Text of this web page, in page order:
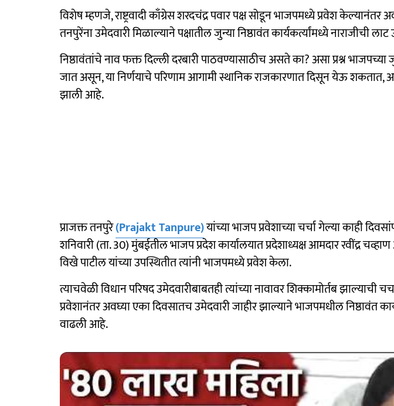
विशेष म्हणजे, राष्ट्रवादी काँग्रेस शरदचंद्र पवार पक्ष सोडून भाजपमध्ये प्रवेश केल्यानंतर
तनपुरेंना उमेदवारी मिळाल्याने पक्षातील जुन्या निष्ठावंत कार्यकर्त्यांमध्ये नाराजीची
निष्ठावंतांचे नाव फक्त दिल्ली दरबारी पाठवण्यासाठीच असते का? असा प्रश्न भाजपच्या
जात असून, या निर्णयाचे परिणाम आगामी स्थानिक राजकारणात दिसून येऊ शकतात,
झाली आहे.
प्राजक्त तनपुरे(Prajakt Tanpure)यांच्या भाजप प्रवेशाच्या चर्चा गेल्या काही
शनिवारी (ता. 30) मुंबईतील भाजप प्रदेश कार्यालयात प्रदेशाध्यक्ष आमदार रवींद्र
विखे पाटील यांच्या उपस्थितीत त्यांनी भाजपमध्ये प्रवेश केला.
त्याचवेळी विधान परिषद उमेदवारीबाबतही त्यांच्या नावावर शिक्कामोर्तब झाल्याची
प्रवेशानंतर अवघ्या एका दिवसातच उमेदवारी जाहीर झाल्याने भाजपमधील निष्ठावंत
वाढली आहे.